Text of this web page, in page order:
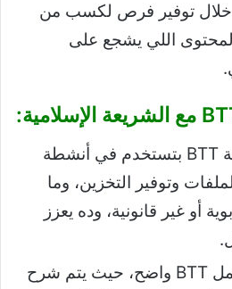
خلال توفير فرص لكسب من
المحتوى اللي يشجع على
الاستخدامات: عملة BTT بتستخدم في أنشطة
وتوفير التخزين، وما
أو غير قانونية، وده يعزز
الشفافية: نظام عمل BTT واضح، حيث يتم شرح